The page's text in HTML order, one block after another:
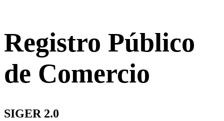
Registro Público
de Comercio
SIGER 2.0